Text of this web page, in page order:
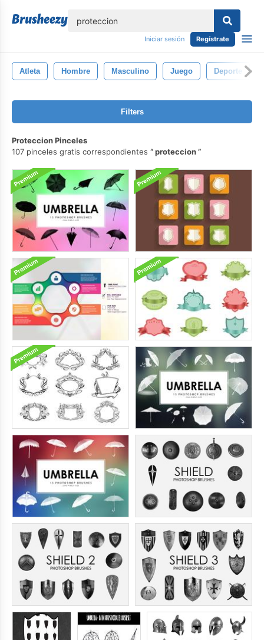
Iniciar sesión Regístrate
Atleta Hombre Masculino Juego Deporte
Filters
Proteccion Pinceles
107 pinceles gratis correspondientes
proteccion